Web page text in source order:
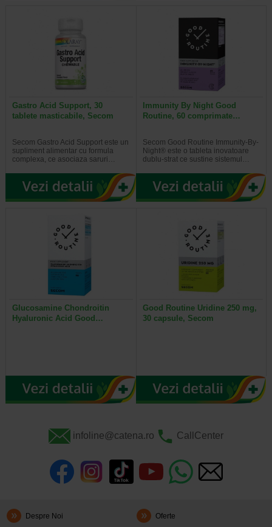
Gastro Acid Support, 30
tablete masticabile, Secom
Secom Gastro Acid Support este un
supliment alimentar cu formula
complexa, ce asociaza saruri…
Immunity By Night Good
Routine, 60 comprimate…
Secom Good Routine Immunity-By-
Night® este o tableta inovatoare
dublu-strat ce sustine sistemul…
Glucosamine Chondroitin
Hyaluronic Acid Good…
Good Routine Uridine 250 mg,
30 capsule, Secom
infoline@catena.ro CallCenter
Despre Noi Oferte